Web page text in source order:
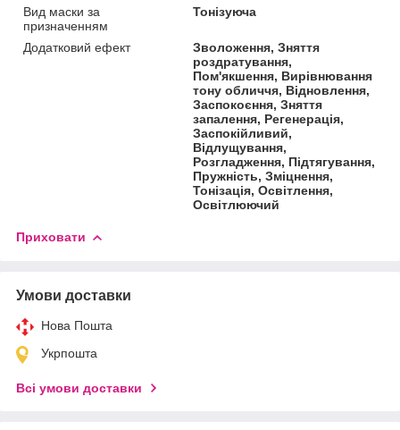
Вид маски за
призначенням
Тонізуюча
Додатковий ефект
Зволоження, Зняття
роздратування,
Пом'якшення, Вирівнювання
тону обличчя, Відновлення,
Заспокоєння, Зняття
запалення, Регенерація,
Заспокійливий,
Відлущування,
Розгладження, Підтягування,
Пружність, Зміцнення,
Тонізація, Освітлення,
Освітлюючий
Приховати
Умови доставки
Нова Пошта
Укрпошта
Всі умови доставки